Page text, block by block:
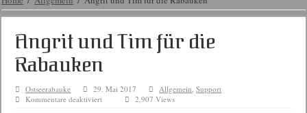
Angrit und Tim für die
Rabauken
Ostseerabauke 29. Mai 2017 Allgemein,Support
Kommentare deaktiviertfür
2,907 Views